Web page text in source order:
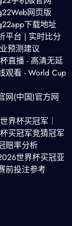
网页版
下载地址
平台 | 实时比分
预测建议
直播 - 高清无延
观看 - World Cup
网(中国)官方网
界杯买冠军｜
买冠军竞猜冠军
赔率分析
世界杯买冠亚
前投注参考